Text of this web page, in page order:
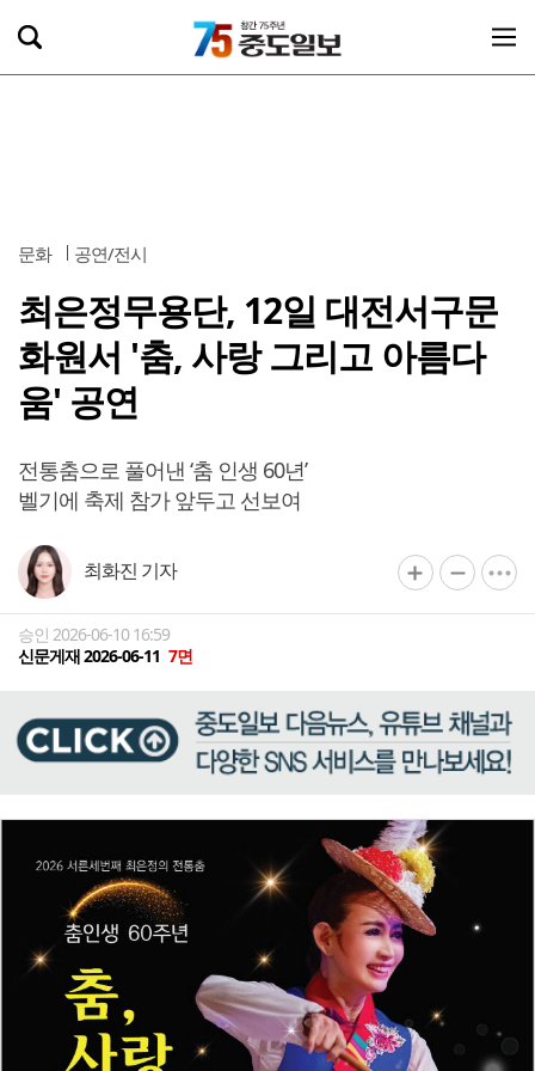
문화 공연/전시
최은정무용단, 12일 대전서구문
화원서 '춤, 사랑 그리고 아름다
움' 공연
전통춤으로 풀어낸 ‘춤 인생 60년’
벨기에 축제 참가 앞두고 선보여
최화진 기자
승인 2026-06-10 16:59
신문게재 2026-06-11 7면